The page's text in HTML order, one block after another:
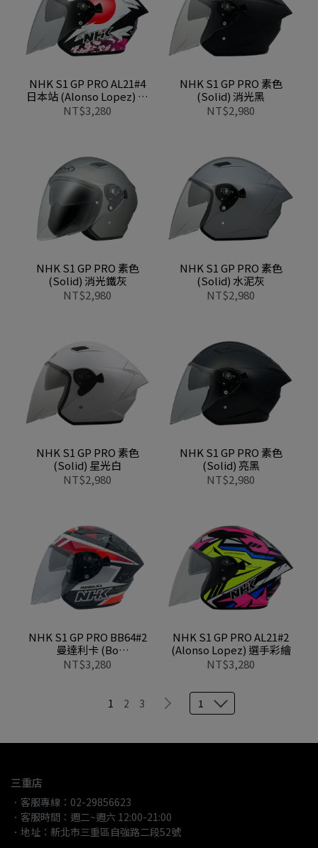
NHK S1 GP PRO AL21#4
日本站 (Alonso Lopez) 黑
粉亮面
NT$3,280
NHK S1 GP PRO 素色
(Solid) 消光黑
NT$2,980
NHK S1 GP PRO 素色
(Solid) 消光鐵灰
NT$2,980
NHK S1 GP PRO 素色
(Solid) 水泥灰
NT$2,980
NHK S1 GP PRO 素色
(Solid) 星光白
NT$2,980
NHK S1 GP PRO 素色
(Solid) 亮黑
NT$2,980
NHK S1 GP PRO BB64#2
曼達利卡 (Bo
Bendsneyder) 選手彩繪
NT$3,280
NHK S1 GP PRO AL21#2
(Alonso Lopez) 選手彩繪
NT$3,280
1 2 3 1
三重店
．客服專線：02-29856623
．客服時間：週二~週六 12:00-21:00
．地址：新北市三重區自強路二段52號